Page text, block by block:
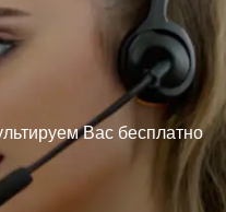
Вас бесплатно